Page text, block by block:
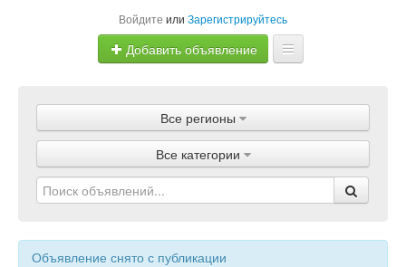
Войдите или Зарегистрируйтесь
Добавить объявление
Объявления
Магазины
Услуги
Статьи
Все регионы
Все категории
Объявление снято с публикации